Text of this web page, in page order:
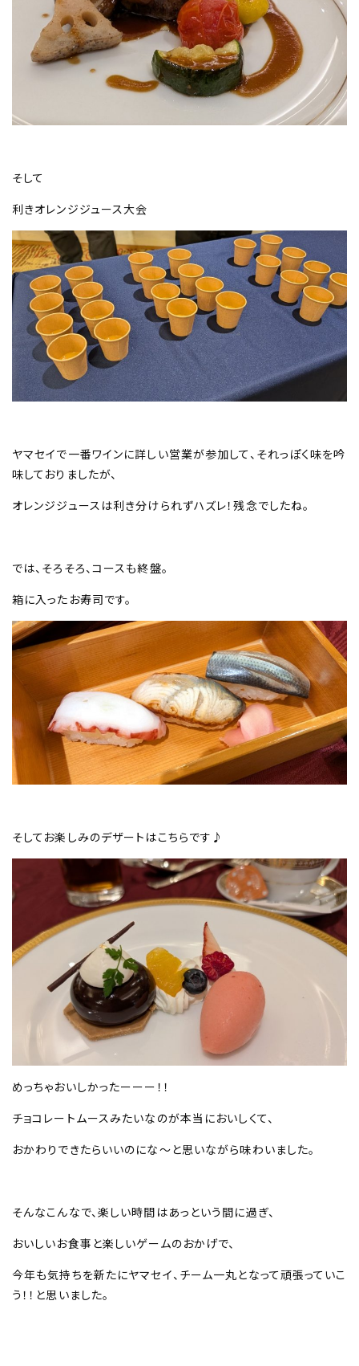
そして
利きオレンジジュース大会
ヤマセイで一番ワインに詳しい営業が参加して、それっぽく味を吟
味しておりましたが、
オレンジジュースは利き分けられずハズレ！残念でしたね。
では、そろそろ、コースも終盤。
箱に入ったお寿司です。
そしてお楽しみのデザートはこちらです♪
めっちゃおいしかったーーー！！
チョコレートムースみたいなのが本当においしくて、
おかわりできたらいいのにな～と思いながら味わいました。
そんなこんなで、楽しい時間はあっという間に過ぎ、
おいしいお食事と楽しいゲームのおかげで、
今年も気持ちを新たにヤマセイ、チーム一丸となって頑張っていこ
う！！と思いました。